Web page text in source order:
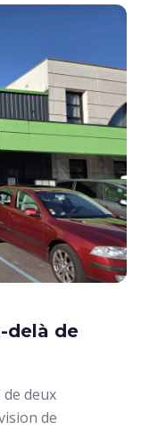
delà de
deux
de